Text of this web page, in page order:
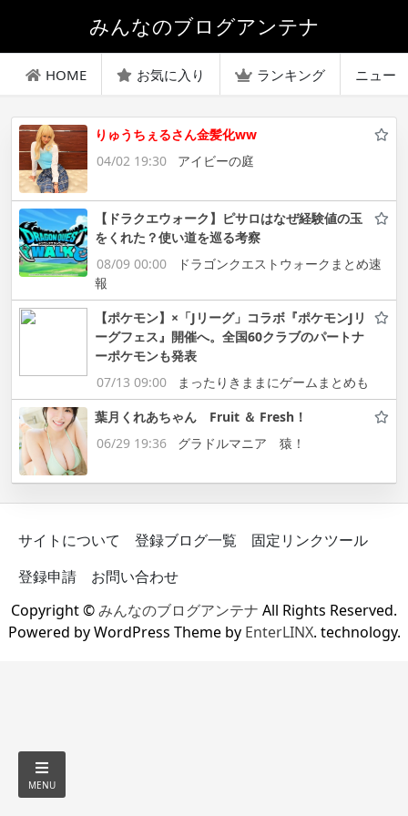
みんなのブログアンテナ
HOME お気に入り ランキング ニュー
りゅうちぇるさん金髪化ww
04/02 19:30
アイビーの庭
【ドラクエウォーク】ピサロはなぜ経験値の玉
をくれた？使い道を巡る考察
08/09 00:00
ドラゴンクエストウォークまとめ速
報
【ポケモン】×「Jリーグ」コラボ『ポケモンJリ
ーグフェス』開催へ。全国60クラブのパートナ
ーポケモンも発表
07/13 09:00
まったりきままにゲームまとめも
葉月くれあちゃん Fruit ＆ Fresh！
06/29 19:36
グラドルマニア 猿！
サイトについて 登録ブログ一覧
固定リンクツール
登録申請
お問い合わせ
Copyright ©みんなのブログアンテナ All Rights Reserved.
Powered by WordPress Theme by EnterLINX. technology.
MENU